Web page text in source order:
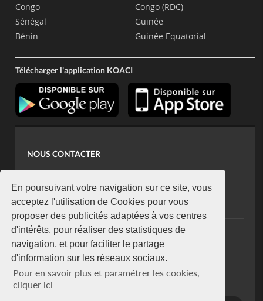
En poursuivant votre navigation sur ce site, vous
acceptez l'utilisation de Cookies pour vous
proposer des publicités adaptées à vos centres
d'intérêts, pour réaliser des statistiques de
navigation, et pour faciliter le partage
d'information sur les réseaux sociaux.
Pour en savoir plus et paramétrer les cookies,
cliquer ici
Congo
Sénégal
Bénin
Congo (RDC)
Guinée
Guinée Equatorial
Télécharger l'application KOACI
NOUS CONTACTER
koaci@yahoo.fr
+225 07 08 85 52 93
NEWSLETTER
Restez connecté via notre newsletter
S'abonner
Se désabonner